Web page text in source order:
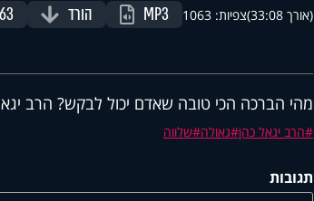
(אורך 33:08) צפיות: 1063 MP3 הורד
מהי הברכה הכי טובה שאדם יכול לבקש? הרב
הרב יגאל כהן גאולה שלווה
תגובות